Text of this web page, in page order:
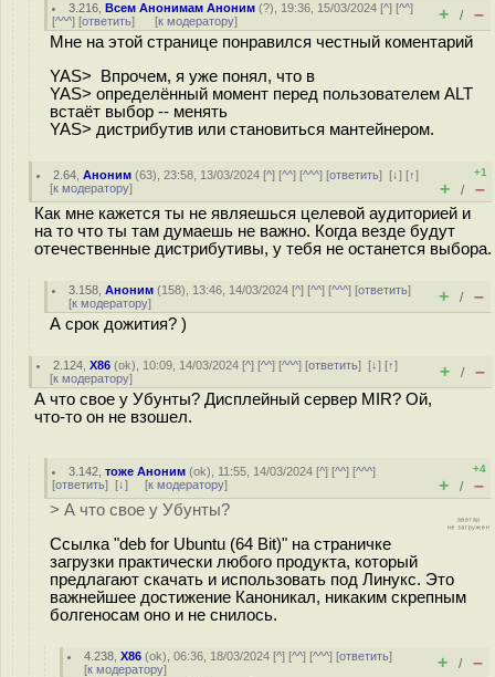
3.216 ,Всем Анонимам Аноним (?), 19:36, 15/03/2024 [^] [^^]
[^^^] [ответить] [к модератору] + / –
Мне на этой странице понравился честный коментарий
YAS> Впрочем, я уже понял, что в
YAS> определённый момент перед пользователем ALT
встаёт выбор -- менять
YAS> дистрибутив или становиться мантейнером.
2.64 ,Аноним (63), 23:58, 13/03/2024 [^] [^^] [^^^] [ответить][↓] [↑]
[к модератору]
+1
+ / –
Как мне кажется ты не являешься целевой аудиторией и
на то что ты там думаешь не важно. Когда везде будут
отечественные дистрибутивы, у тебя не останется выбора.
3.158 ,Аноним (158), 13:46, 14/03/2024 [^] [^^] [^^^] [ответить]
[к модератору] + / –
А срок дожития? )
2.124 ,X86 (ok), 10:09, 14/03/2024 [^] [^^] [^^^] [ответить][↓] [↑]
[к модератору] + / –
А что свое у Убунты? Дисплейный сервер MIR? Ой,
что-то он не взошел.
3.142 ,тоже Аноним (ok), 11:55, 14/03/2024 [^] [^^] [^^^]
[ответить] [↓] [к модератору]
+4
+ / –
> А что свое у Убунты?
Ссылка "deb for Ubuntu (64 Bit)" на страничке
загрузки практически любого продукта, который
предлагают скачать и использовать под Линукс. Это
важнейшее достижение Каноникал, никаким скрепным
болгеносам оно и не снилось.
4.238 ,X86 (ok), 06:36, 18/03/2024 [^] [^^] [^^^] [ответить]
[к модератору] + / –